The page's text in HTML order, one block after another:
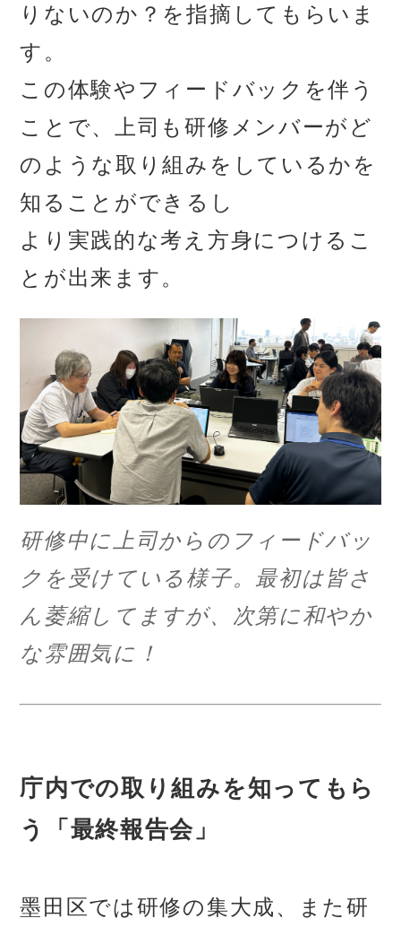
りないのか？を指摘してもらいま
す。
この体験やフィードバックを伴う
ことで、上司も研修メンバーがど
のような取り組みをしているかを
知ることができるし
より実践的な考え方身につけるこ
とが出来ます。
研修中に上司からのフィードバッ
クを受けている様子。最初は皆さ
ん萎縮してますが、次第に和やか
な雰囲気に！
庁内での取り組みを知ってもら
う「最終報告会」
墨田区では研修の集大成、また研